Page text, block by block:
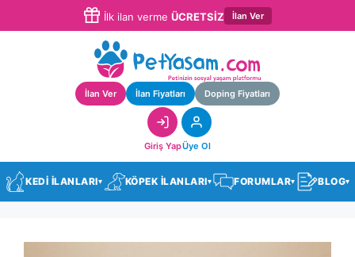
İlk ilan verme ÜCRETSİZ İlan Ver
İlan Ver İlan Fiyatları Doping Fiyatları
Giriş YapÜye Ol
KEDİ İLANLARI▾ KÖPEK İLANLARI▾ FORUMLAR▾ BLOG▾